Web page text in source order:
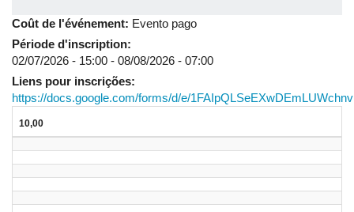
Coût de l'événement: Evento pago
Période d'inscription:
02/07/2026 - 15:00 - 08/08/2026 - 07:00
Liens pour inscrições:
https://docs.google.com/forms/d/e/
10,00